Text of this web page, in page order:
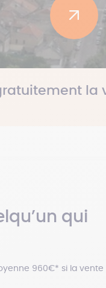
qui
960€* si la vente